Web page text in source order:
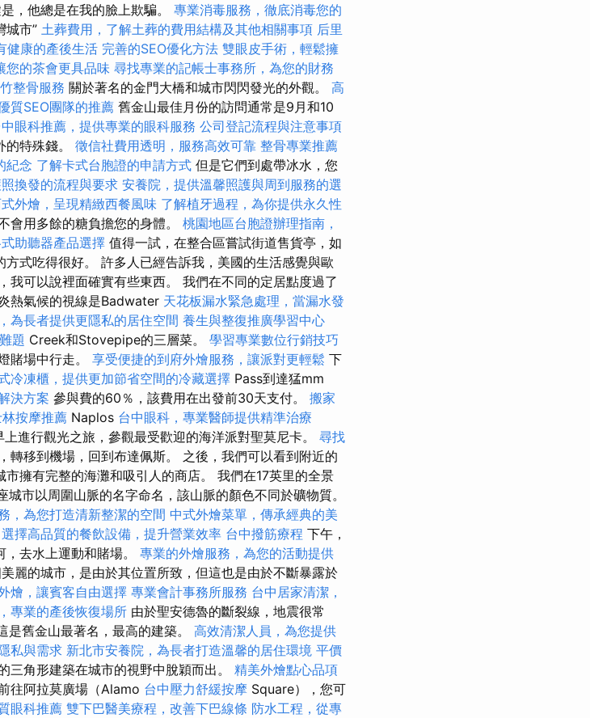
，他總是在我的臉上欺騙。 專業消毒服務，徹底消毒您的
城市” 土葬費用，了解土葬的費用結構及其他相關事項 后里
健康的產後生活 完善的SEO優化方法 雙眼皮手術，輕鬆擁
您的茶會更具品味 尋找專業的記帳士事務所，為您的財務
整骨服務 關於著名的金門大橋和城市閃閃發光的外觀。 高
質SEO團隊的推薦 舊金山最佳月份的訪問通常是9月和10
眼科推薦，提供專業的眼科服務 公司登記流程與注意事項
特殊錢。 徵信社費用透明，服務高效可靠 整骨專業推薦
紀念 了解卡式台胞證的申請方式 但是它們到處帶冰水，您
換發的流程與要求 安養院，提供溫馨照護與周到服務的選
外燴，呈現精緻西餐風味 了解植牙過程，為你提供永久性
會用多餘的糖負擔您的身體。 桃園地區台胞證辦理指南，
助聽器產品選擇 值得一試，在整合區嘗試街道售貨亭，如
式吃得很好。 許多人已經告訴我，美國的生活感覺與歐
我可以說裡面確實有些東西。 我們在不同的定居點度過了
熱氣候的視線是Badwater 天花板漏水緊急處理，當漏水發
為長者提供更隱私的居住空間 養生與整復推廣學習中心
題 Creek和Stovepipe的三層菜。 學習專業數位行銷技巧
賭場中行走。 享受便捷的到府外燴服務，讓派對更輕鬆 下
冷凍櫃，提供更加節省空間的冷藏選擇 Pass到達猛mm
決方案 參與費的60％，該費用在出發前30天支付。 搬家
按摩推薦 Naplos 台中眼科，專業醫師提供精準治療
進行觀光之旅，參觀最受歡迎的海洋派對聖莫尼卡。 尋找
轉移到機場，回到布達佩斯。 之後，我們可以看到附近的
擁有完整的海灘和吸引人的商店。 我們在17英里的全景
市以周圍山脈的名字命名，該山脈的顏色不同於礦物質。
，為您打造清新整潔的空間 中式外燴菜單，傳承經典的美
選擇高品質的餐飲設備，提升營業效率 台中撥筋療程 下午，
去水上運動和賭場。 專業的外燴服務，為您的活動提供
麗的城市，是由於其位置所致，但這也是由於不斷暴露於
燴，讓賓客自由選擇 專業會計事務所服務 台中居家清潔，
專業的產後恢復場所 由於聖安德魯的斷裂線，地震很常
舊金山最著名，最高的建築。 高效清潔人員，為您提供
私與需求 新北市安養院，為長者打造溫馨的居住環境 平價
三角形建築在城市的視野中脫穎而出。 精美外燴點心品項
往阿拉莫廣場（Alamo 台中壓力舒緩按摩 Square），您可
眼科推薦 雙下巴醫美療程，改善下巴線條 防水工程，從專